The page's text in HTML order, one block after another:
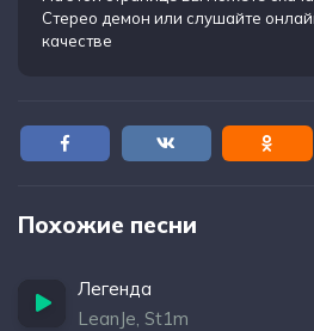
Стерео демон или слушайте
качестве
Похожие песни
Легенда
LeanJe, St1m